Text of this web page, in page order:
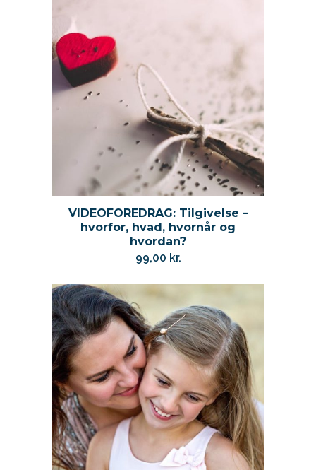
VIDEOFOREDRAG: Tilgivelse –
hvorfor, hvad, hvornår og
hvordan?
99,00 kr.